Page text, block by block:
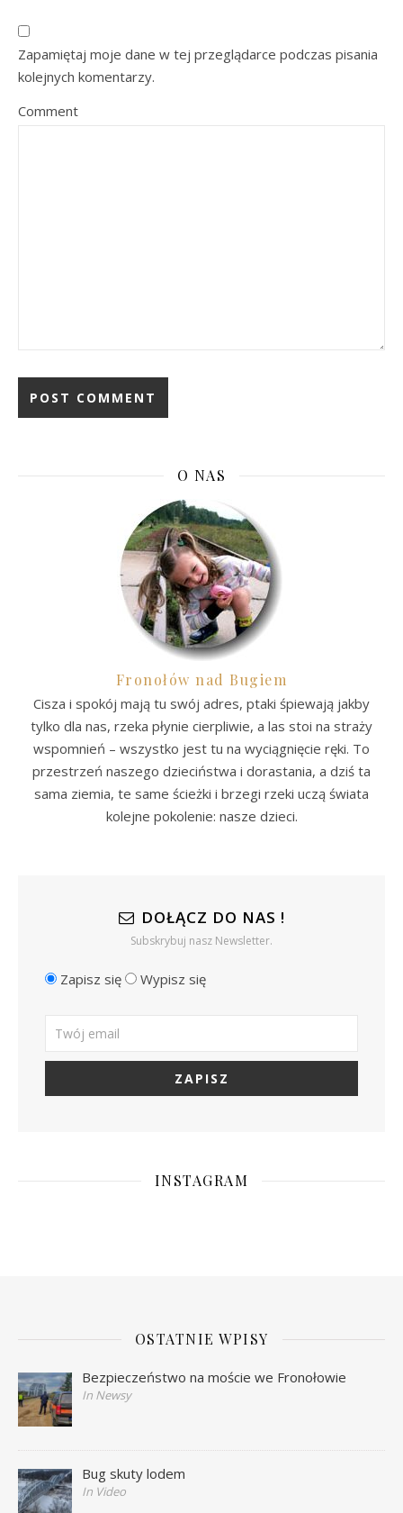
Zapamiętaj moje dane w tej przeglądarce podczas pisania
kolejnych komentarzy.
Comment
O NAS
Fronołów nad Bugiem
Cisza i spokój mają tu swój adres, ptaki śpiewają jakby
tylko dla nas, rzeka płynie cierpliwie, a las stoi na straży
wspomnień – wszystko jest tu na wyciągnięcie ręki. To
przestrzeń naszego dzieciństwa i dorastania, a dziś ta
sama ziemia, te same ścieżki i brzegi rzeki uczą świata
kolejne pokolenie: nasze dzieci.
DOŁĄCZ DO NAS !
Subskrybuj nasz Newsletter.
Zapisz się Wypisz się
INSTAGRAM
OSTATNIE WPISY
Bezpieczeństwo na moście we Fronołowie
In Newsy
Bug skuty lodem
In Video